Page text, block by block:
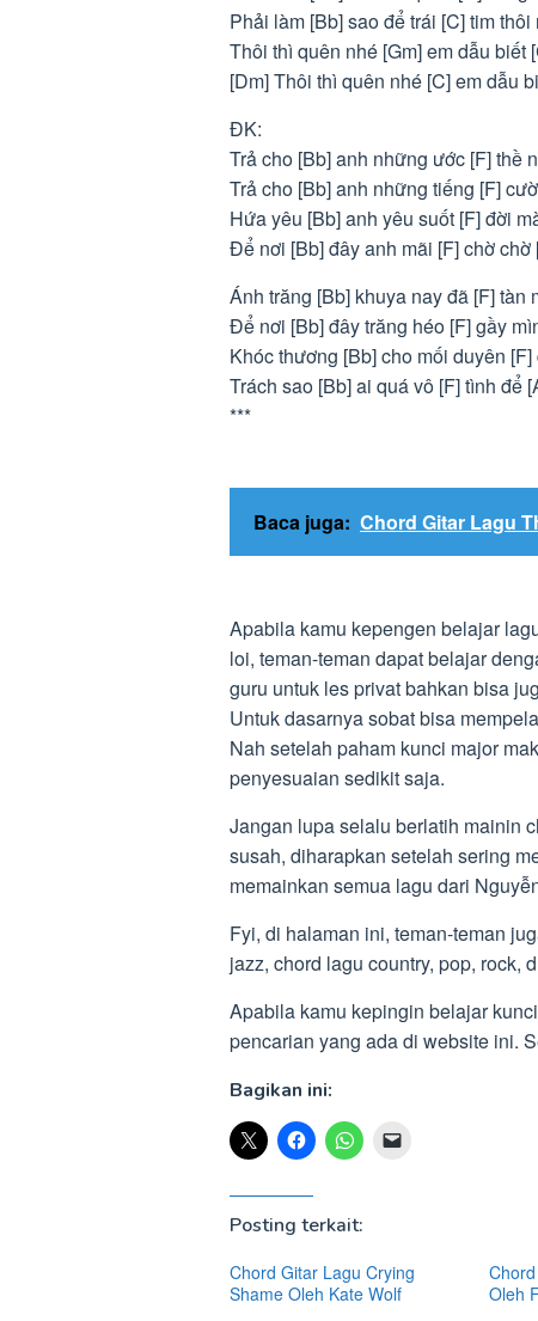
Phải làm [Bb] sao để trái [C] tim
Thôi thì quên nhé [Gm] em dẫu biết
[Dm] Thôi thì quên nhé [C] em dẫu
ĐK:
Trả cho [Bb] anh những ước [F] thề
Trả cho [Bb] anh những tiếng [F]
Hứa yêu [Bb] anh yêu suốt [F] đời
Để nơi [Bb] đây anh mãi [F] chờ chờ
Ánh trăng [Bb] khuya nay đã [F] tàn
Để nơi [Bb] đây trăng héo [F] gầy
Khóc thương [Bb] cho mối duyên
Trách sao [Bb] ai quá vô [F] tình để
***
Baca juga: Chord Gitar Lagu
Apabila kamu kepengen belajar
loi, teman-teman dapat belajar
guru untuk les privat bahkan bisa
Untuk dasarnya sobat bisa
Nah setelah paham kunci major
penyesuaian sedikit saja.
Jangan lupa selalu berlatih mainin
susah, diharapkan setelah sering
memainkan semua lagu dari
Fyi, di halaman ini, teman-teman
jazz, chord lagu country, pop, rock,
Apabila kamu kepingin belajar
pencarian yang ada di website ini.
Bagikan ini:
Posting terkait:
Chord Gitar Lagu Crying
Shame Oleh Kate Wolf
Oleh